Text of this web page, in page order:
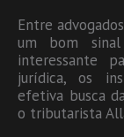
Entre
um bom
interessante
jurídica, os
efetiva busca
o tributarista